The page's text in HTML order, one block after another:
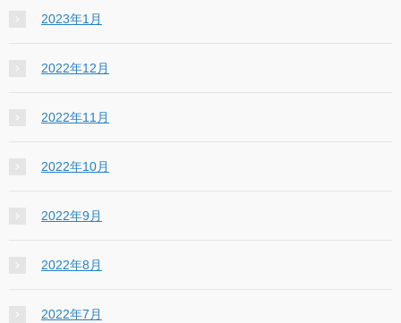
2023年1月
2022年12月
2022年11月
2022年10月
2022年9月
2022年8月
2022年7月